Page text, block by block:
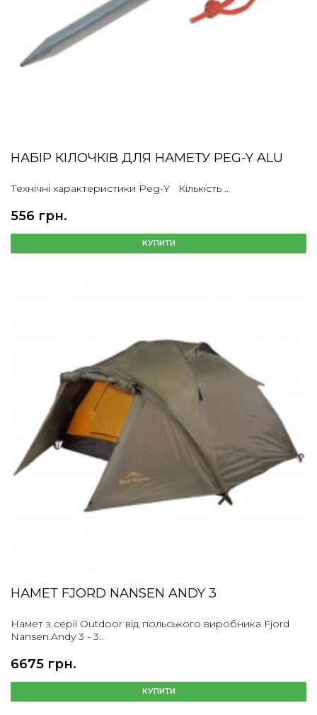
НАБІР КІЛОЧКІВ ДЛЯ НАМЕТУ PEG-Y ALU
Технічні характеристики Peg-Y Кількість ..
556 грн.
КУПИТИ
НАМЕТ FJORD NANSEN ANDY 3
Намет з серії Outdoor від польського виробника Fjord
Nansen.Andy 3 - 3..
6675 грн.
КУПИТИ